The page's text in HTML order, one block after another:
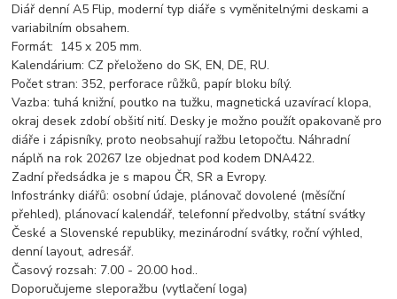
Diář denní A5 Flip, moderní typ diáře s vyměnitelnými deskami a
variabilním obsahem.
Formát: 145 x 205 mm.
Kalendárium: CZ přeloženo do SK, EN, DE, RU.
Počet stran: 352, perforace růžků, papír bloku bílý.
Vazba: tuhá knižní, poutko na tužku, magnetická uzavírací klopa,
okraj desek zdobí obšití nití. Desky je možno použít opakovaně pro
diáře i zápisníky, proto neobsahují ražbu letopočtu. Náhradní
náplň na rok 20267 lze objednat pod kodem DNA422.
Zadní předsádka je s mapou ČR, SR a Evropy.
Infostránky diářů: osobní údaje, plánovač dovolené (měsíční
přehled), plánovací kalendář, telefonní předvolby, státní svátky
České a Slovenské republiky, mezinárodní svátky, roční výhled,
denní layout, adresář.
Časový rozsah: 7.00 - 20.00 hod..
Doporučujeme sleporažbu (vytlačení loga)